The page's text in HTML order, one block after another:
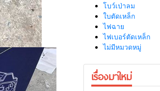
โบว์เป่าลม
ใบตัดเหล็ก
ไฟฉาย
ไฟเบอร์ตัดเหล็ก
ไม่มีหมวดหมู่
เรื่องมาใหม่